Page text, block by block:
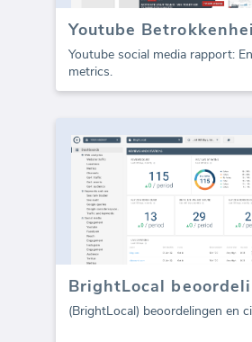
Youtube social media rapport:
metrics.
(BrightLocal) beoordelingen en